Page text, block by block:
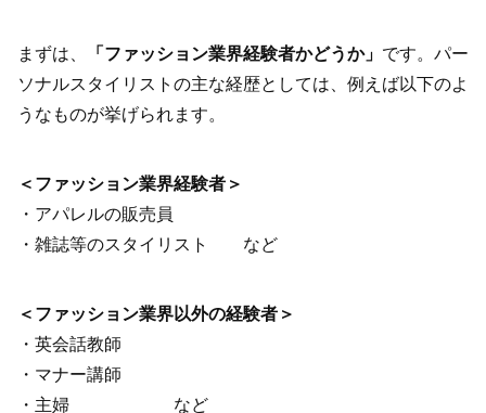
まずは、 「ファッション業界経験者かどうか」 です。パー
ソナルスタイリストの主な経歴としては、例えば以下のよ
うなものが挙げられます。
＜ファッション業界経験者＞
・アパレルの販売員
・雑誌等のスタイリスト など
＜ファッション業界以外の経験者＞
・英会話教師
・マナー講師
・主婦 など